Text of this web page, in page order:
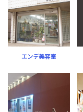
エンデ美容室